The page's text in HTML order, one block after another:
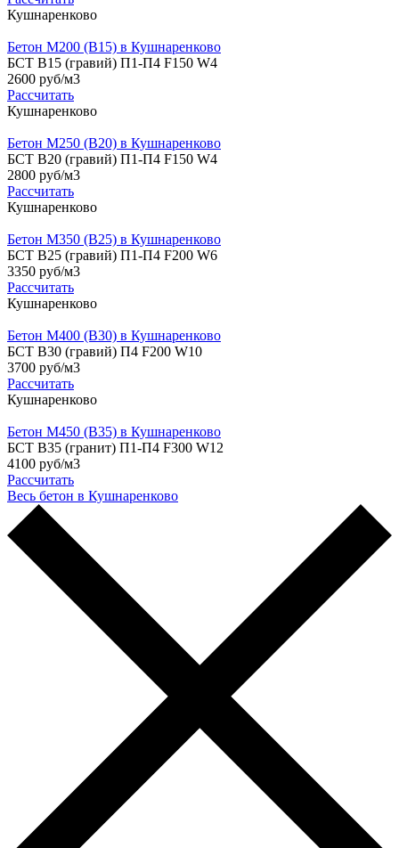
Кушнаренково
Бетон М200 (B15) в Кушнаренково
БСТ В15 (гравий) П1-П4 F150 W4
2600 руб/м3
Рассчитать
Кушнаренково
Бетон М250 (B20) в Кушнаренково
БСТ В20 (гравий) П1-П4 F150 W4
2800 руб/м3
Рассчитать
Кушнаренково
Бетон М350 (B25) в Кушнаренково
БСТ В25 (гравий) П1-П4 F200 W6
3350 руб/м3
Рассчитать
Кушнаренково
Бетон М400 (B30) в Кушнаренково
БСТ В30 (гравий) П4 F200 W10
3700 руб/м3
Рассчитать
Кушнаренково
Бетон М450 (B35) в Кушнаренково
БСТ В35 (гранит) П1-П4 F300 W12
4100 руб/м3
Рассчитать
Весь бетон в Кушнаренково